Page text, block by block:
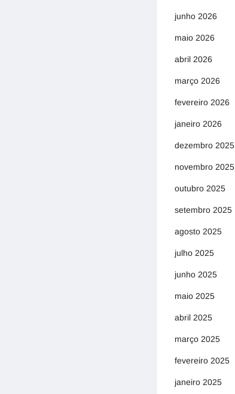
junho 2026
maio 2026
abril 2026
março 2026
fevereiro 2026
janeiro 2026
dezembro 2025
novembro 2025
outubro 2025
setembro 2025
agosto 2025
julho 2025
junho 2025
maio 2025
abril 2025
março 2025
fevereiro 2025
janeiro 2025